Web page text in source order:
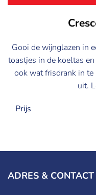
Gooi de wijnglazen in
toastjes in de koeltas
ook wat frisdrank in te
uit.
Prijs
ADRES & CONTACT